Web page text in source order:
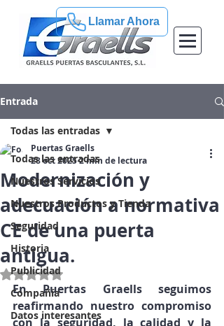
Llamar Ahora
Entrada
Todas las entradas
Nuestros Servicios
Nuestros Productos y Tienda
Seguridad
Historia
Publicidad
Compañía
Datos interesantes
Todas las entradas
Modernización y
adecuación a normativa
CE de una puerta
antigua.
Puertas Graells
28 oct 20252 min de lectura
Obtuvo NaN de 5 estrellas.
En Puertas Graells seguimos
reafirmando nuestro compromiso
con la seguridad, la calidad y la